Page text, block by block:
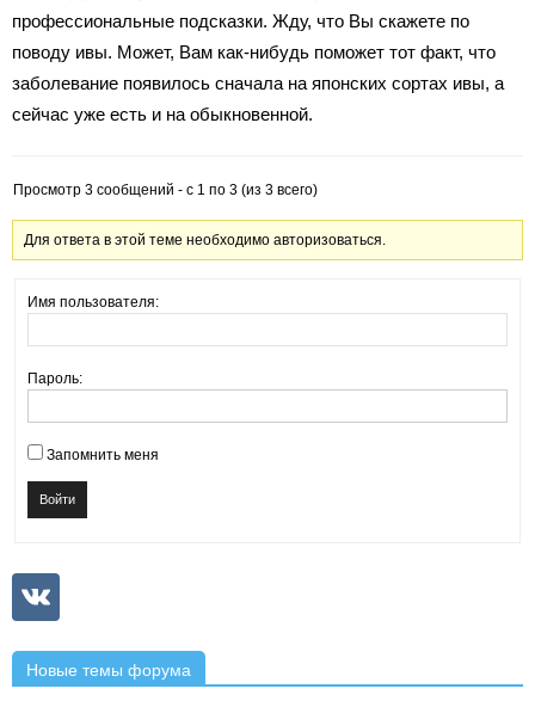
профессиональные подсказки. Жду, что Вы скажете по
поводу ивы. Может, Вам как-нибудь поможет тот факт, что
заболевание появилось сначала на японских сортах ивы, а
сейчас уже есть и на обыкновенной.
Просмотр 3 сообщений - с 1 по 3 (из 3 всего)
Для ответа в этой теме необходимо авторизоваться.
Имя пользователя:
Пароль:
Запомнить меня
Войти
Новые темы форума